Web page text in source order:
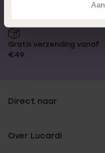
Gratis verzending vanaf
€49
Direct naar
Over Lucardi